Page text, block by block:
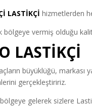
LASTİKÇİ hizmetlerden
bölgeye vermiş olduğu
LASTİKÇİ
büyüklüğü,
gerçekleştiririz.
gelerek sizlere